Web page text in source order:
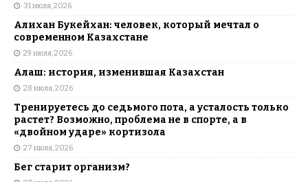
31 июля, 2026
Алихан Букейхан: человек, который мечтал о
современном Казахстане
29 июля, 2026
Алаш: история, изменившая Казахстан
28 июля, 2026
Тренируетесь до седьмого пота, а усталость только
растет? Возможно, проблема не в спорте, а в
«двойном ударе» кортизола
27 июля, 2026
Бег старит организм?